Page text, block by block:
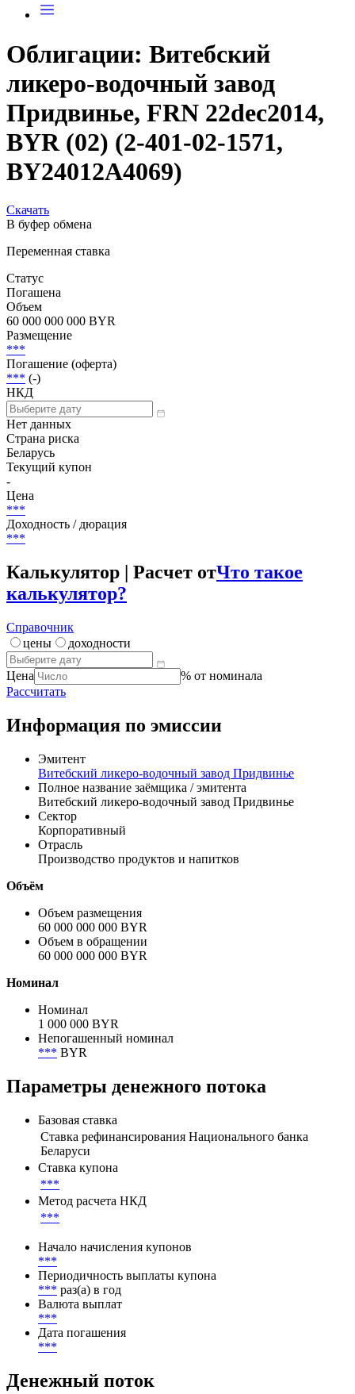
Облигации: Витебский
ликеро-водочный завод
Придвинье, FRN 22dec2014,
BY24012A4069)
В буфер обмена
Переменная ставка
Статус
Погашена
Объем
60 000 000 000 BYR
Размещение
***
Погашение (оферта)
*** (-)
НКД
Страна риска
Беларусь
Текущий купон
-
***
Доходность / дюрация
***
Калькулятор | Расчет от
калькулятор?
Справочник
цены
Цена
% от номинала
Информация по эмиссии
Эмитент
Витебский ликеро-водочный завод Придвинье
Полное название заёмщика / эмитента
Витебский ликеро-водочный завод Придвинье
Сектор
Корпоративный
Производство продуктов и напитков
Объём
60 000 000 000 BYR
60 000 000 000 BYR
Номинал
Непогашенный номинал
Параметры денежного потока
Базовая ставка
Ставка рефинансирования Национального банка
Беларуси
Ставка купона
Метод расчета НКД
***
Начало начисления купонов
***
Периодичность выплаты купона
***
Дата погашения